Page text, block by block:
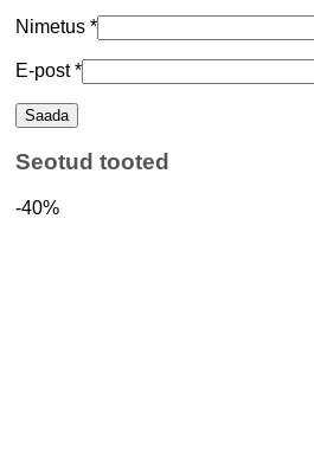
Nimetus *
E-post*
Seotud tooted
-40%